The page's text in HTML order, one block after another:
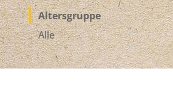
Altersgruppe
Alle